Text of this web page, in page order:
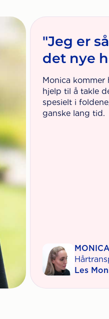
"Jeg er
det nye
Monica kommer
hjelp til å takle
spesielt i
ganske lang tid.
Les